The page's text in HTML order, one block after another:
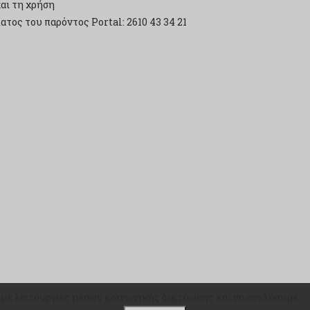
τη χρήση
του παρόντος Portal: 2610 43 34 21